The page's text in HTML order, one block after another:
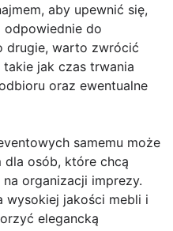
aby upewnić się,
odpowiednie do
drugie, warto zwrócić
jak czas trwania
oraz ewentualne
samemu może
dla osób, które chcą
organizacji imprezy.
wysokiej jakości mebli i
elegancką